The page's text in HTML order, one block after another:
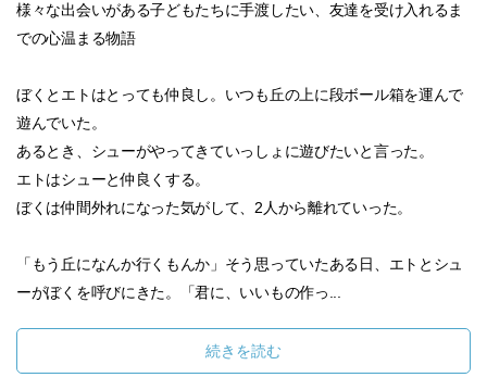
様々な出会いがある子どもたちに手渡したい、友達を受け入れるま
での心温まる物語
ぼくとエトはとっても仲良し。いつも丘の上に段ボール箱を運んで
遊んでいた。
あるとき、シューがやってきていっしょに遊びたいと言った。
エトはシューと仲良くする。
ぼくは仲間外れになった気がして、2人から離れていった。
「もう丘になんか行くもんか」そう思っていたある日、エトとシュ
ーがぼくを呼びにきた。「君に、いいもの作っ...
続きを読む